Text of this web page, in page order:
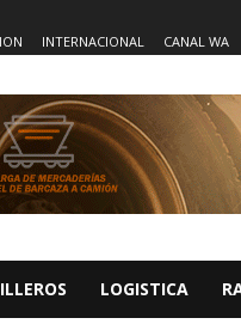
INTERNACIONAL CANAL WA
LOGISTICA